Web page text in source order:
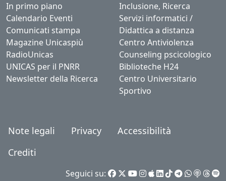
In primo piano
Calendario Eventi
Comunicati stampa
Magazine Unicaspiù
RadioUnicas
UNICAS per il PNRR
Newsletter della Ricerca
Inclusione, Ricerca
Servizi informatici /
Didattica a distanza
Centro Antiviolenza
Counseling pscicologico
Biblioteche H24
Centro Universitario
Sportivo
Note legali Privacy
Accessibilità
Crediti
Seguici su: